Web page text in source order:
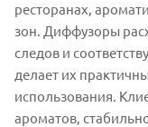
ресторанах,
зон. Диффузоры
следов и
делает их
использования.
ароматов,